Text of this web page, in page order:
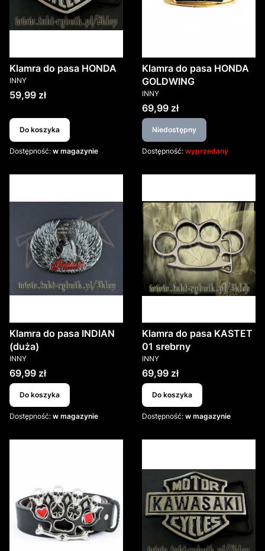
Klamra do pasa HONDA
PRODUCENT
INNY
Cena
59,99 zł
Do koszyka
Dostępność: w magazynie
Klamra do pasa HONDA
GOLDWING
PRODUCENT
INNY
Cena
69,99 zł
Niedostępny
Dostępność: wyprzedany
Klamra do pasa INDIAN
(duża)
PRODUCENT
INNY
Cena
69,99 zł
Do koszyka
Dostępność: w magazynie
Klamra do pasa KASTET
01 srebrny
PRODUCENT
INNY
Cena
69,99 zł
Do koszyka
Dostępność: w magazynie